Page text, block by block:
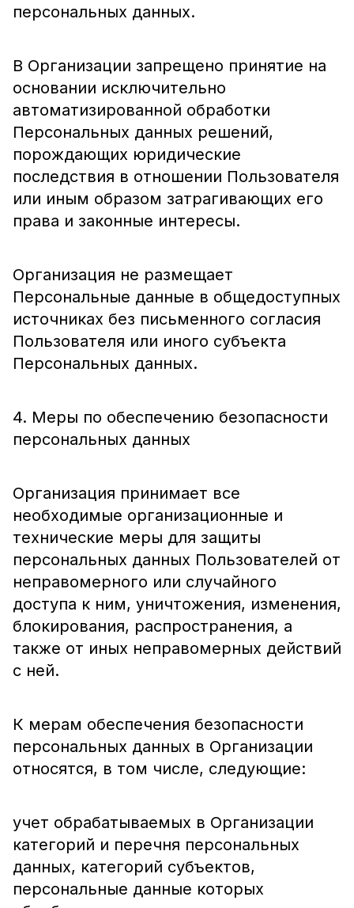
персональных данных.
В Организации запрещено принятие на
основании исключительно
автоматизированной обработки
Персональных данных решений,
порождающих юридические
последствия в отношении Пользователя
или иным образом затрагивающих его
права и законные интересы.
Организация не размещает
Персональные данные в общедоступных
источниках без письменного согласия
Пользователя или иного субъекта
Персональных данных.
4. Меры по обеспечению безопасности
персональных данных
Организация принимает все
необходимые организационные и
технические меры для защиты
персональных данных Пользователей от
неправомерного или случайного
доступа к ним, уничтожения, изменения,
блокирования, распространения, а
также от иных неправомерных действий
с ней.
К мерам обеспечения безопасности
персональных данных в Организации
относятся, в том числе, следующие:
учет обрабатываемых в Организации
категорий и перечня персональных
данных, категорий субъектов,
персональные данные которых